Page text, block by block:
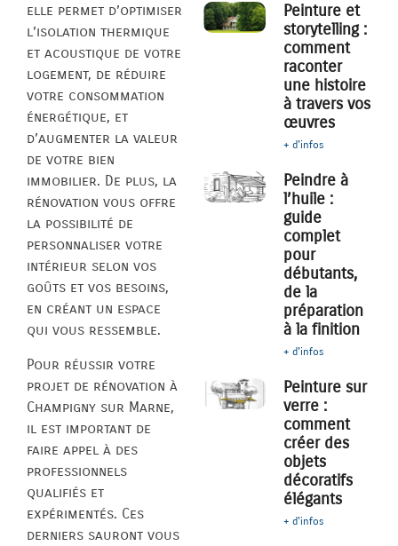
elle permet d’optimiser
l’isolation thermique
et acoustique de votre
logement, de réduire
votre consommation
énergétique, et
d’augmenter la valeur
de votre bien
immobilier. De plus, la
rénovation vous offre
la possibilité de
personnaliser votre
intérieur selon vos
goûts et vos besoins,
en créant un espace
qui vous ressemble.
Pour réussir votre
projet de rénovation à
Champigny sur Marne,
il est important de
faire appel à des
professionnels
qualifiés et
expérimentés. Ces
derniers sauront vous
Peinture et
storytelling :
comment
raconter
une histoire
à travers vos
œuvres
+ d'infos
Peindre à
l’huile :
guide
complet
pour
débutants,
de la
préparation
à la finition
+ d'infos
Peinture sur
verre :
comment
créer des
objets
décoratifs
élégants
+ d'infos